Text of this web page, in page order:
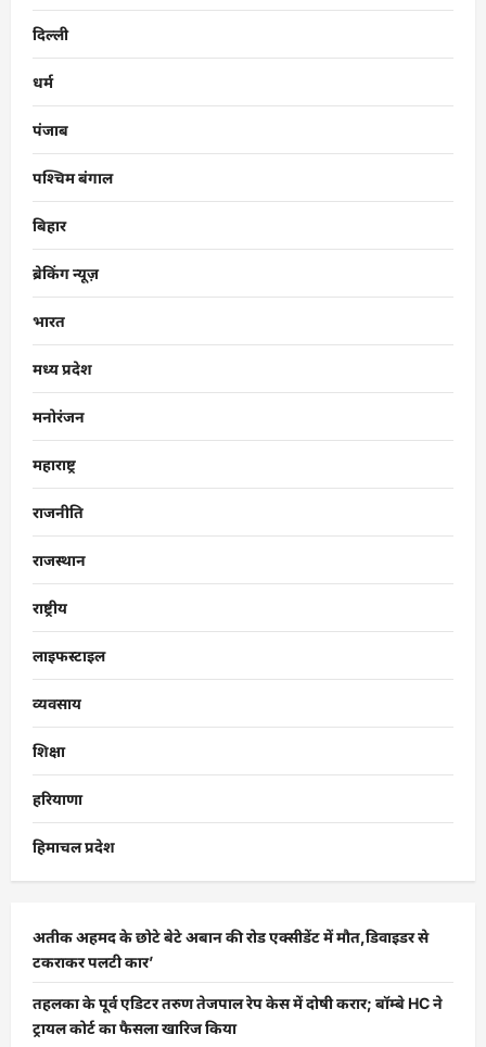
दिल्ली
धर्म
पंजाब
पश्चिम बंगाल
बिहार
ब्रेकिंग न्यूज़
भारत
मध्य प्रदेश
मनोरंजन
महाराष्ट्र
राजनीति
राजस्थान
राष्ट्रीय
लाइफस्टाइल
व्यवसाय
शिक्षा
हरियाणा
हिमाचल प्रदेश
अतीक अहमद के छोटे बेटे अबान की रोड एक्सीडेंट में मौत,डिवाइडर से
टकराकर पलटी कार’
तहलका के पूर्व एडिटर तरुण तेजपाल रेप केस में दोषी करार; बॉम्बे HC ने
ट्रायल कोर्ट का फैसला खारिज किया